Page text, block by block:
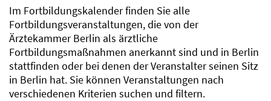
Im Fortbildungskalender finden Sie alle
Fortbildungsveranstaltungen, die von der
Ärztekammer Berlin als ärztliche
Fortbildungsmaßnahmen anerkannt sind und in Berlin
stattfinden oder bei denen der Veranstalter seinen Sitz
in Berlin hat. Sie können Veranstaltungen nach
verschiedenen Kriterien suchen und filtern.